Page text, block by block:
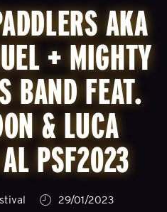
AKA
+ MIGHTY
BAND FEAT.
& LUCA
PSF2023
29/01/2023